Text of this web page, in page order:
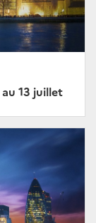
13 juillet